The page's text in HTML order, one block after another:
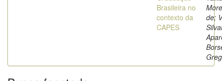
Brasileira no
contexto da
CAPES
de;